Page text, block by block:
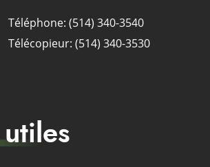
Téléphone: (514) 340-3540
Télécopieur: (514) 340-3530